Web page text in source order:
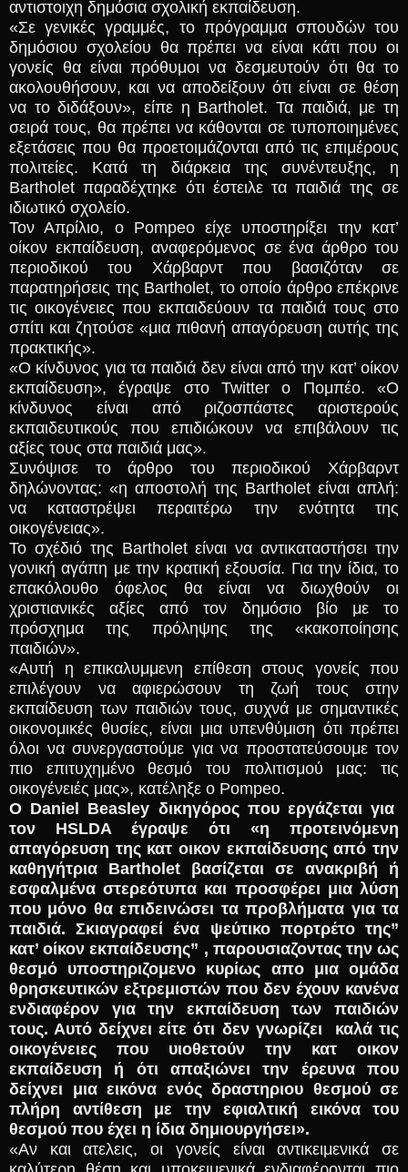
αντιστοιχη δημόσια σχολική εκπαίδευση.
«Σε γενικές γραμμές, το πρόγραμμα σπουδών του
δημόσιου σχολείου θα πρέπει να είναι κάτι που οι
γονείς θα είναι πρόθυμοι να δεσμευτούν ότι θα το
ακολουθήσουν, και να αποδείξουν ότι είναι σε θέση
να το διδάξουν», είπε η Bartholet. Τα παιδιά, με τη
σειρά τους, θα πρέπει να κάθονται σε τυποποιημένες
εξετάσεις που θα προετοιμάζονται από τις επιμέρους
πολιτείες. Κατά τη διάρκεια της συνέντευξης, η
Βartholet παραδέχτηκε ότι έστειλε τα παιδιά της σε
ιδιωτικό σχολείο.
Τον Απρίλιο, ο Pompeo είχε υποστηρίξει την κατ’
οίκον εκπαίδευση, αναφερόμενος σε ένα άρθρο του
περιοδικού του Χάρβαρντ που βασιζόταν σε
παρατηρήσεις της Bartholet, το οποίο άρθρο επέκρινε
τις οικογένειες που εκπαιδεύουν τα παιδιά τους στο
σπίτι και ζητούσε «μια πιθανή απαγόρευση αυτής της
πρακτικής».
«Ο κίνδυνος για τα παιδιά δεν είναι από την κατ’ οίκον
εκπαίδευση», έγραψε στο Twitter ο Πομπέο. «Ο
κίνδυνος είναι από ριζοσπάστες αριστερούς
εκπαιδευτικούς που επιδιώκουν να επιβάλουν τις
αξίες τους στα παιδιά μας».
Συνόψισε το άρθρο του περιοδικού Χάρβαρντ
δηλώνοντας: «η αποστολή της Bartholet είναι απλή:
να καταστρέψει περαιτέρω την ενότητα της
οικογένειας».
Το σχέδιό της Bartholet είναι να αντικαταστήσει την
γονική αγάπη με την κρατική εξουσία. Για την ίδια, το
επακόλουθο όφελος θα είναι να διωχθούν οι
χριστιανικές αξίες από τον δημόσιο βίο με το
πρόσχημα της πρόληψης της «κακοποίησης
παιδιών».
«Αυτή η επικαλυμμενη επίθεση στους γονείς που
επιλέγουν να αφιερώσουν τη ζωή τους στην
εκπαίδευση των παιδιών τους, συχνά με σημαντικές
οικονομικές θυσίες, είναι μια υπενθύμιση ότι πρέπει
όλοι να συνεργαστούμε για να προστατεύσουμε τον
πιο επιτυχημένο θεσμό του πολιτισμού μας: τις
οικογένειές μας», κατέληξε ο Pompeo.
Ο Daniel Beasley δικηγόρος που εργάζεται για
τον HSLDA έγραψε ότι «η προτεινόμενη
απαγόρευση της κατ οικον εκπαίδευσης από την
καθηγήτρια Bartholet βασίζεται σε ανακριβή ή
εσφαλμένα στερεότυπα και προσφέρει μια λύση
που μόνο θα επιδεινώσει τα προβλήματα για τα
παιδιά. Σκιαγραφεί ένα ψεύτικο πορτρέτο της”
κατ’ οίκον εκπαίδευσης” , παρουσιαζοντας την ως
θεσμό υποστηριζομενο κυρίως απο μια ομάδα
θρησκευτικών εξτρεμιστών που δεν έχουν κανένα
ενδιαφέρον για την εκπαίδευση των παιδιών
τους. Αυτό δείχνει είτε ότι δεν γνωρίζει καλά τις
οικογένειες που υιοθετούν την κατ οικον
εκπαίδευση ή ότι απαξιώνει την έρευνα που
δείχνει μια εικόνα ενός δραστηριου θεσμού σε
πλήρη αντίθεση με την εφιαλτική εικόνα του
θεσμού που έχει η ίδια δημιουργήσει».
«Αν και ατελεις, οι γονείς είναι αντικειμενικά σε